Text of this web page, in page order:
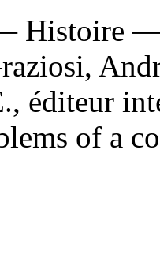
Histoire
éditeur
of a